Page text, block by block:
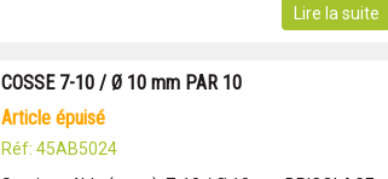
Lire la suite
COSSE 7-10 / Ø 10 mm PAR 10
article épuisé
Réf: 45AB5024